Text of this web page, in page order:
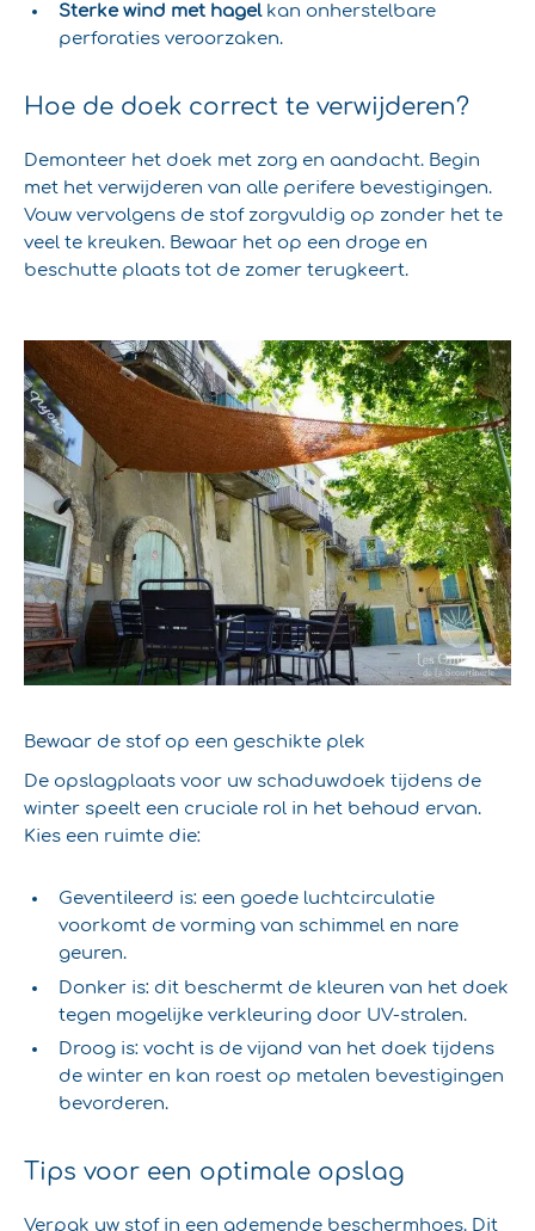
Sterke wind met hagel kan onherstelbare
perforaties veroorzaken.
Hoe de doek correct te verwijderen?
Demonteer het doek met zorg en aandacht. Begin
met het verwijderen van alle perifere bevestigingen.
Vouw vervolgens de stof zorgvuldig op zonder het te
veel te kreuken. Bewaar het op een droge en
beschutte plaats tot de zomer terugkeert.
Bewaar de stof op een geschikte plek
De opslagplaats voor uw schaduwdoek tijdens de
winter speelt een cruciale rol in het behoud ervan.
Kies een ruimte die:
Geventileerd is: een goede luchtcirculatie
voorkomt de vorming van schimmel en nare
geuren.
Donker is: dit beschermt de kleuren van het doek
tegen mogelijke verkleuring door UV-stralen.
Droog is: vocht is de vijand van het doek tijdens
de winter en kan roest op metalen bevestigingen
bevorderen.
Tips voor een optimale opslag
Verpak uw stof in een ademende beschermhoes. Dit